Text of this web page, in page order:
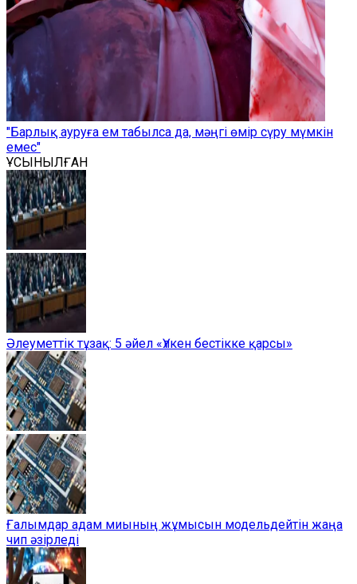
"Барлық ауруға ем табылса да, мәңгі өмір сүру мүмкін
емес"
ҰСЫНЫЛҒАН
Әлеуметтік тұзақ: 5 әйел «Үлкен бестікке қарсы»
Ғалымдар адам миының жұмысын модельдейтін жаңа
чип әзірледі